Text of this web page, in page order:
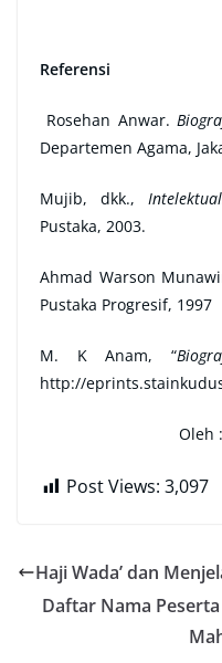
Referensi
Rosehan Anwar.
Departemen Agama,
Mujib, dkk.,
Pustaka, 2003.
Ahmad Warson
Pustaka Progresif, 1997
M. K Anam, “
http://
Oleh
Post Views: 3,097
Haji Wada’ dan
Daftar Nama